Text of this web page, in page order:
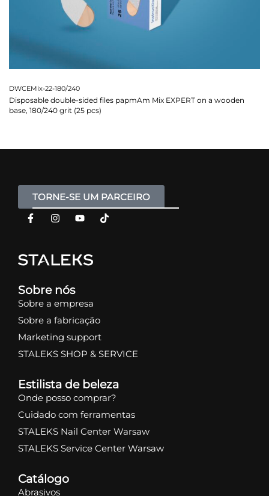
DWCEMix-22-180/240
Disposable double-sided files papmAm Mix EXPERT on a wooden
base, 180/240 grit (25 pcs)
TORNE-SE UM PARCEIRO
Sobre nós
Sobre a empresa
Sobre a fabricação
Marketing support
STALEKS SHOP & SERVICE
Estilista de beleza
Onde posso comprar?
Cuidado com ferramentas
STALEKS Nail Center Warsaw
STALEKS Service Center Warsaw
Catálogo
Abrasivos